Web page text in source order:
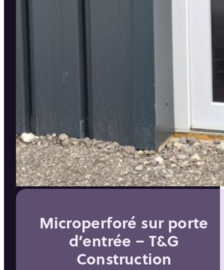
Microperforé sur porte
d’entrée – T&G
Construction